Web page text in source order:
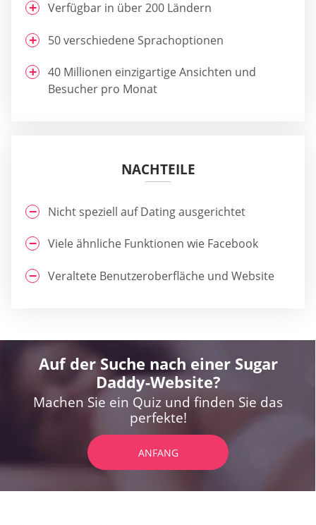
Verfügbar in über 200 Ländern
50 verschiedene Sprachoptionen
40 Millionen einzigartige Ansichten und
Besucher pro Monat
NACHTEILE
Nicht speziell auf Dating ausgerichtet
Viele ähnliche Funktionen wie Facebook
Veraltete Benutzeroberfläche und Website
Auf der Suche nach einer Sugar
Daddy-Website?
Machen Sie ein Quiz und finden Sie das
perfekte!
ANFANG